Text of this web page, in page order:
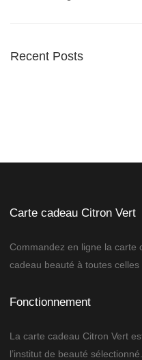
Recent Posts
Carte cadeau Citron Vert
Commandez en ligne la carte
cadeau beauté à toutes
Fonctionnement
La carte cadeau Citron Vert
l’institut de beauté sélectionné.